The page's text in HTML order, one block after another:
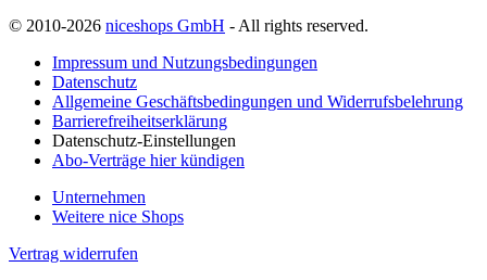
© 2010-2026 niceshops GmbH - All rights reserved.
Impressum und Nutzungsbedingungen
Datenschutz
Allgemeine Geschäftsbedingungen und Widerrufsbelehrung
Barrierefreiheitserklärung
Datenschutz-Einstellungen
Abo-Verträge hier kündigen
Unternehmen
Weitere nice Shops
Vertrag widerrufen